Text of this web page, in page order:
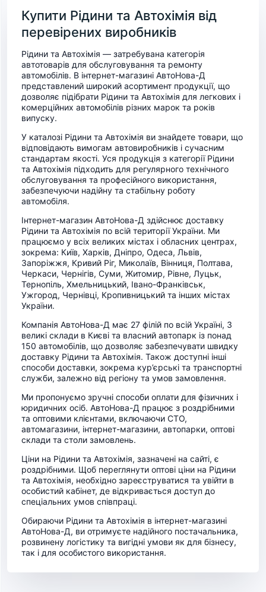
Купити Рідини та Автохімія від
перевірених виробників
Рідини та Автохімія — затребувана категорія
автотоварів для обслуговування та ремонту
автомобілів. В інтернет-магазині АвтоНова-Д
представлений широкий асортимент продукції, що
дозволяє підібрати Рідини та Автохімія для легкових і
комерційних автомобілів різних марок та років
випуску.
У каталозі Рідини та Автохімія ви знайдете товари, що
відповідають вимогам автовиробників і сучасним
стандартам якості. Уся продукція з категорії Рідини
та Автохімія підходить для регулярного технічного
обслуговування та професійного використання,
забезпечуючи надійну та стабільну роботу
автомобіля.
Інтернет-магазин АвтоНова-Д здійснює доставку
Рідини та Автохімія по всій території України. Ми
працюємо у всіх великих містах і обласних центрах,
зокрема: Київ, Харків, Дніпро, Одеса, Львів,
Запоріжжя, Кривий Ріг, Миколаїв, Вінниця, Полтава,
Черкаси, Чернігів, Суми, Житомир, Рівне, Луцьк,
Тернопіль, Хмельницький, Івано-Франківськ,
Ужгород, Чернівці, Кропивницький та інших містах
України.
Компанія АвтоНова-Д має 27 філій по всій Україні, 3
великі склади в Києві та власний автопарк із понад
150 автомобілів, що дозволяє забезпечувати швидку
доставку Рідини та Автохімія. Також доступні інші
способи доставки, зокрема кур’єрські та транспортні
служби, залежно від регіону та умов замовлення.
Ми пропонуємо зручні способи оплати для фізичних і
юридичних осіб. АвтоНова-Д працює з роздрібними
та оптовими клієнтами, включаючи СТО,
автомагазини, інтернет-магазини, автопарки, оптові
склади та столи замовлень.
Ціни на Рідини та Автохімія, зазначені на сайті, є
роздрібними. Щоб переглянути оптові ціни на Рідини
та Автохімія, необхідно зареєструватися та увійти в
особистий кабінет, де відкривається доступ до
спеціальних умов співпраці.
Обираючи Рідини та Автохімія в інтернет-магазині
АвтоНова-Д, ви отримуєте надійного постачальника,
розвинену логістику та вигідні умови як для бізнесу,
так і для особистого використання.